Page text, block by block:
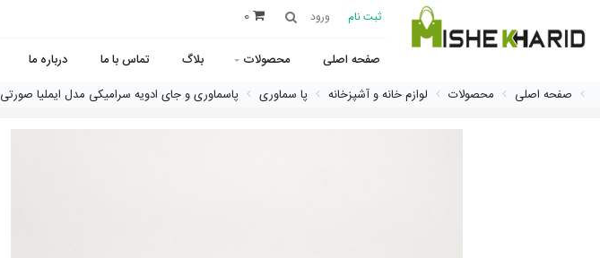
ثبت نام ورود 0
صفحه اصلی محصولات بلاگ تماس با ما
درباره ما
صفحه اصلی
محصولات لوازم خانه و آشپزخانه پا سماوری پاسماوری و جای ادویه سرامیکی مدل ایملیا صورتی